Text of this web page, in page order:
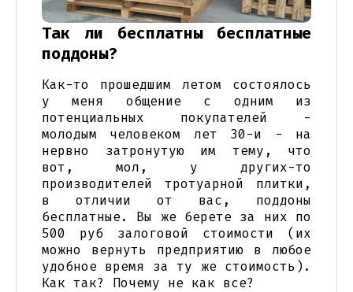
Так ли бесплатны бесплатные
поддоны?
Как-то прошедшим летом состоялось
у меня общение с одним из
потенциальных покупателей -
молодым человеком лет 30-и - на
нервно затронутую им тему, что
вот, мол, у других-то
производителей тротуарной плитки,
в отличии от вас, поддоны
бесплатные. Вы же берете за них по
500 руб залоговой стоимости (их
можно вернуть предприятию в любое
удобное время за ту же стоимость).
Как так? Почему не как все?